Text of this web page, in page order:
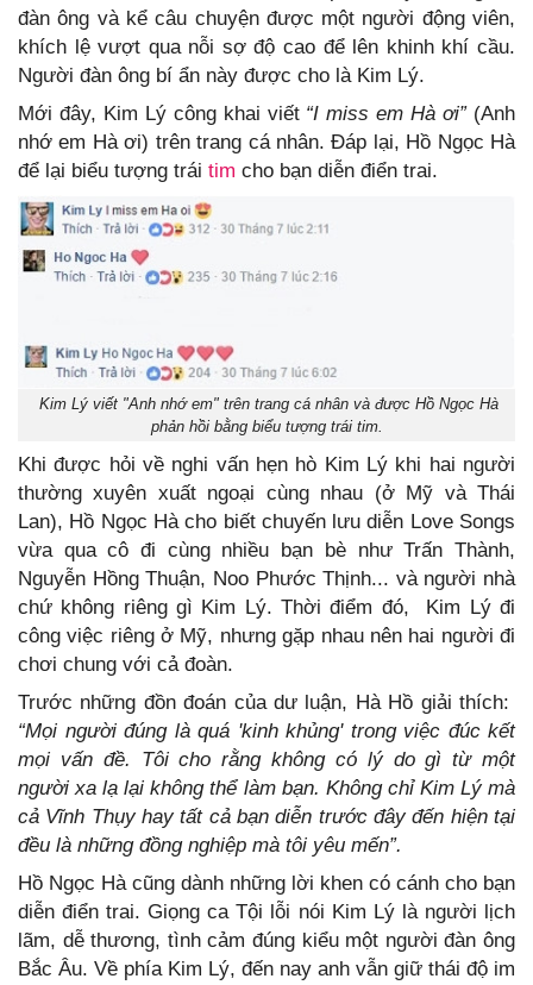
đàn ông và kể câu chuyện được một người động viên,
khích lệ vượt qua nỗi sợ độ cao để lên khinh khí cầu.
Người đàn ông bí ẩn này được cho là Kim Lý.
Mới đây, Kim Lý công khai viết “I miss em Hà ơi”(Anh
nhớ em Hà ơi) trên trang cá nhân. Đáp lại, Hồ Ngọc Hà
để lại biểu tượng trái tim cho bạn diễn điển trai.
Kim Lý viết "Anh nhớ em" trên trang cá nhân và được Hồ Ngọc Hà
phản hồi bằng biểu tượng trái tim.
Khi được hỏi về nghi vấn hẹn hò Kim Lý khi hai người
thường xuyên xuất ngoại cùng nhau (ở Mỹ và Thái
Lan), Hồ Ngọc Hà cho biết chuyến lưu diễn Love Songs
vừa qua cô đi cùng nhiều bạn bè như Trấn Thành,
Nguyễn Hồng Thuận, Noo Phước Thịnh... và người nhà
chứ không riêng gì Kim Lý. Thời điểm đó, Kim Lý đi
công việc riêng ở Mỹ, nhưng gặp nhau nên hai người đi
chơi chung với cả đoàn.
Trước những đồn đoán của dư luận, Hà Hồ giải thích:
“Mọi người đúng là quá 'kinh khủng' trong việc đúc kết
mọi vấn đề. Tôi cho rằng không có lý do gì từ một
người xa lạ lại không thể làm bạn. Không chỉ Kim Lý mà
cả Vĩnh Thụy hay tất cả bạn diễn trước đây đến hiện tại
đều là những đồng nghiệp mà tôi yêu mến”.
Hồ Ngọc Hà cũng dành những lời khen có cánh cho bạn
diễn điển trai. Giọng ca Tội lỗi nói Kim Lý là người lịch
lãm, dễ thương, tình cảm đúng kiểu một người đàn ông
Bắc Âu. Về phía Kim Lý, đến nay anh vẫn giữ thái độ im